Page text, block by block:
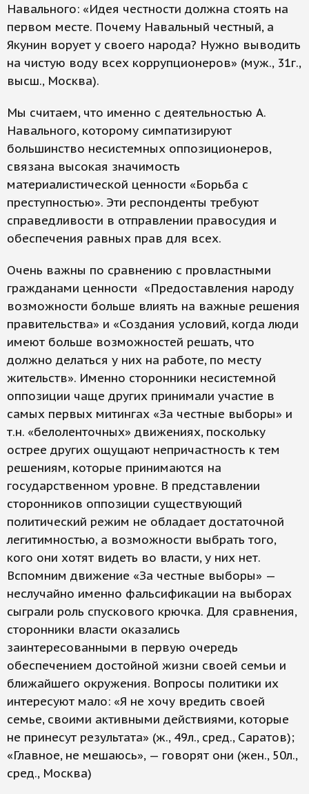
Навального: «Идея честности должна стоять на
первом месте. Почему Навальный честный, а
Якунин ворует у своего народа? Нужно выводить
на чистую воду всех коррупционеров» (муж., 31г.,
высш., Москва).
Мы считаем, что именно с деятельностью А.
Навального, которому симпатизируют
большинство несистемных оппозиционеров,
связана высокая значимость
материалистической ценности «Борьба с
преступностью». Эти респонденты требуют
справедливости в отправлении правосудия и
обеспечения равных прав для всех.
Очень важны по сравнению с провластными
гражданами ценности «Предоставления народу
возможности больше влиять на важные решения
правительства» и «Создания условий, когда люди
имеют больше возможностей решать, что
должно делаться у них на работе, по месту
жительств». Именно сторонники несистемной
оппозиции чаще других принимали участие в
самых первых митингах «За честные выборы» и
т.н. «белоленточных» движениях, поскольку
острее других ощущают непричастность к тем
решениям, которые принимаются на
государственном уровне. В представлении
сторонников оппозиции существующий
политический режим не обладает достаточной
легитимностью, а возможности выбрать того,
кого они хотят видеть во власти, у них нет.
Вспомним движение «За честные выборы» —
неслучайно именно фальсификации на выборах
сыграли роль спускового крючка. Для сравнения,
сторонники власти оказались
заинтересованными в первую очередь
обеспечением достойной жизни своей семьи и
ближайшего окружения. Вопросы политики их
интересуют мало: «Я не хочу вредить своей
семье, своими активными действиями, которые
не принесут результата» (ж., 49л., сред., Саратов);
«Главное, не мешаюсь», — говорят они (жен., 50л.,
сред., Москва)